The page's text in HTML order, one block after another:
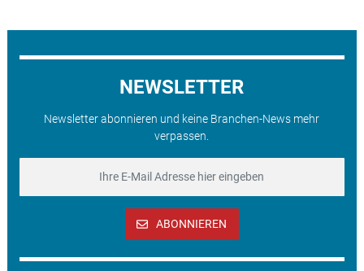
NEWSLETTER
Newsletter abonnieren und keine Branchen-News mehr
verpassen.
ABONNIEREN